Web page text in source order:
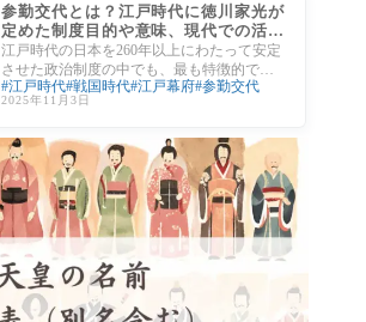
参勤交代とは？江戸時代に徳川家光が
定めた制度目的や意味、現代での活か
し方
江戸時代の日本を260年以上にわたって安定
させた政治制度の中でも、最も特徴的で重
要なものが「参勤交代（さんきんこうた
い）」で
江戸時代 戦国時代 江戸幕府 参勤交代
2025年11月3日